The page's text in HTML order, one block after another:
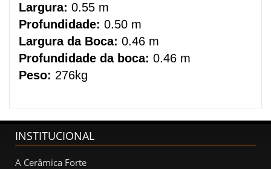
Largura: 0.55 m
Profundidade: 0.50 m
Largura da Boca: 0.46 m
Profundidade da boca: 0.46 m
Peso: 276kg
INSTITUCIONAL
A Cerâmica Forte